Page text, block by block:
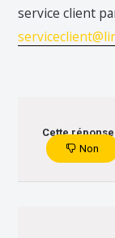
service client
Cette
Non